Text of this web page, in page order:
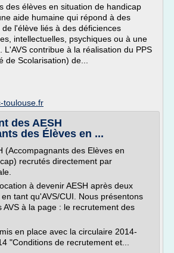
des élèves en situation de handicap
aide humaine qui répond à des
l'élève liés à des déficiences
intellectuelles, psychiques ou à une
L'AVS contribue à la réalisation du PPS
de Scolarisation) de...
toulouse.fr
des AESH
des Élèves en ...
(Accompagnants des Elèves en
recrutés directement par
à devenir AESH après deux
tant qu'AVS/CUI. Nous présentons
AVS à la page : le recrutement des
en place avec la circulaire 2014-
"Conditions de recrutement et...